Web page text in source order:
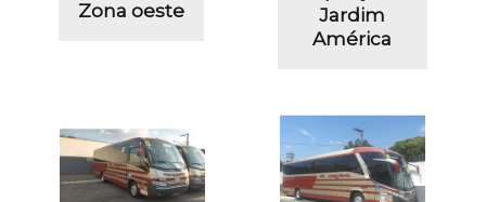
Zona oeste
Jardim
América